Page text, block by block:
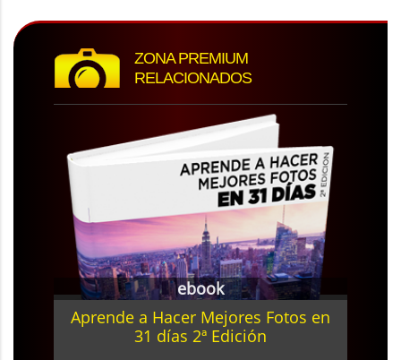
ZONA PREMIUM
RELACIONADOS
ebook
Aprende a Hacer Mejores Fotos en
31 días 2ª Edición